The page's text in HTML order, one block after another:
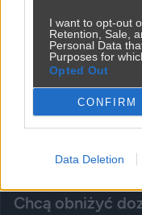
I want to opt-out
Retention, Sale,
Personal Data
Purposes for
Opted Out
CONFIRM
Data Deletion
0 4
Chcą obniżyć